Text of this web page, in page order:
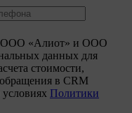
ООО «Алиот» и ООО
данных для
стоимости,
в CRM
Политики